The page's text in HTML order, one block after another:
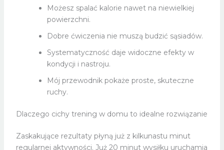
Możesz spalać kalorie nawet na niewielkiej
powierzchni.
Dobre ćwiczenia nie muszą budzić sąsiadów.
Systematyczność daje widoczne efekty w
kondycji i nastroju.
Mój przewodnik pokaże proste, skuteczne
ruchy.
Dlaczego cichy trening w domu to idealne rozwiązanie
Zaskakujące rezultaty płyną już z kilkunastu minut
regularnej aktywności. Już 20 minut wysiłku uruchamia